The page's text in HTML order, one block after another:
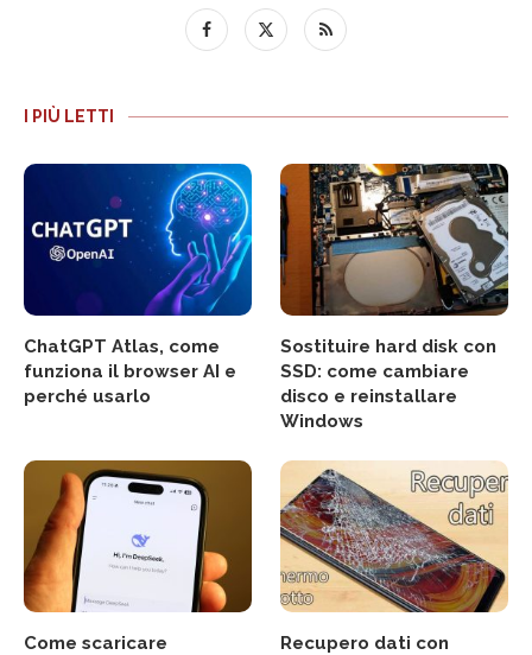
I PIÙ LETTI
ChatGPT Atlas, come
funziona il browser AI e
perché usarlo
Sostituire hard disk con
SSD: come cambiare
disco e reinstallare
Windows
Come scaricare
Recupero dati con